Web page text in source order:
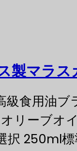
製マラ
食用油
リーブオ
250ml